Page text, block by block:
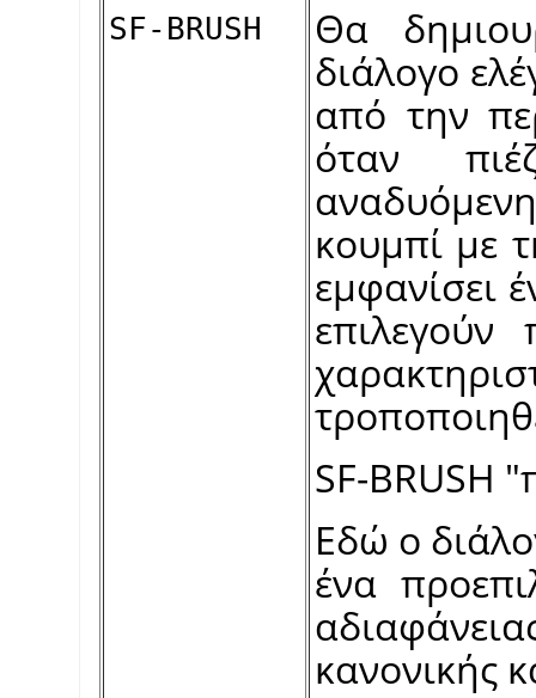
SF-BRUSH
Θα
διάλογο
από την
όταν
κουμπί με
εμφανίσει
SF-BRUSH
Εδώ ο
ένα
κανονικής